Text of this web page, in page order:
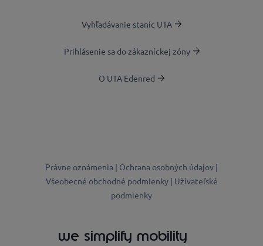
Vyhľadávanie staníc UTA
Prihlásenie sa do zákazníckej zóny
O UTA Edenred
Právne oznámenia | Ochrana osobných údajov |
Všeobecné obchodné podmienky | Užívateľské
podmienky
we simplify mobility